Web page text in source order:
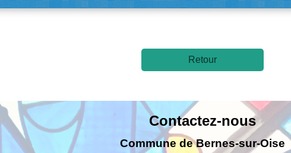
Retour
Contactez-nous
Commune de Bernes-sur-Oise